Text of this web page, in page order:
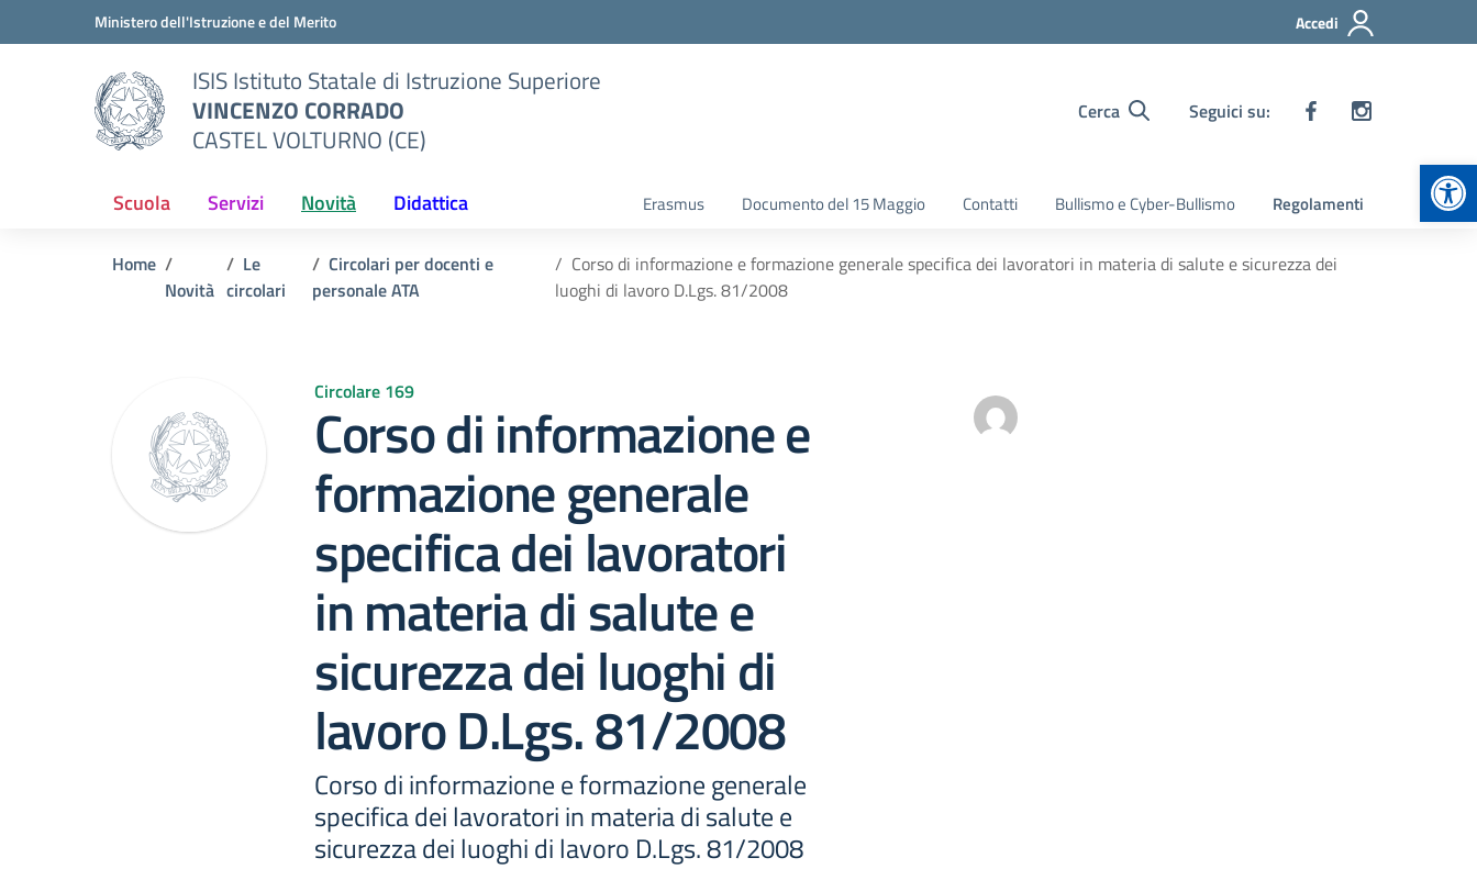
Vai ai contenuti
Vai al menu di navigazioneMinistero dell'Istruzione e del Merito Accedi
ISIS Istituto Statale di Istruzione Superiore
VINCENZO CORRADO
CASTEL VOLTURNO (CE)
Cerca Seguici su:
Scuola Servizi Novità Didattica Erasmus Documento del 15 Maggio Contatti Bullismo e Cyber-Bullismo Regolamenti
Home
Novità
Le
circolari
Circolari per docenti e
personale ATA
Corso di informazione e formazione generale specifica dei lavoratori in materia di salute e sicurezza dei
luoghi di lavoro D.Lgs. 81/2008
Circolare 169
Corso di informazione e
formazione generale
specifica dei lavoratori
in materia di salute e
sicurezza dei luoghi di
lavoro D.Lgs. 81/2008
Corso di informazione e formazione generale
specifica dei lavoratori in materia di salute e
sicurezza dei luoghi di lavoro D.Lgs. 81/2008